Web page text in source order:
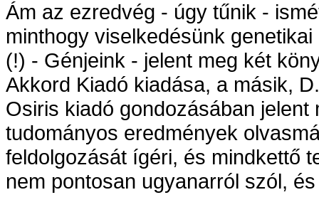
Ám az ezredvég - úgy tűnik -
minthogy viselkedésünk
(!) - Génjeink - jelent meg két
Akkord Kiadó kiadása, a másik,
Osiris kiadó gondozásában
tudományos eredmények
feldolgozását ígéri, és mindkettő
nem pontosan ugyanarról szól,